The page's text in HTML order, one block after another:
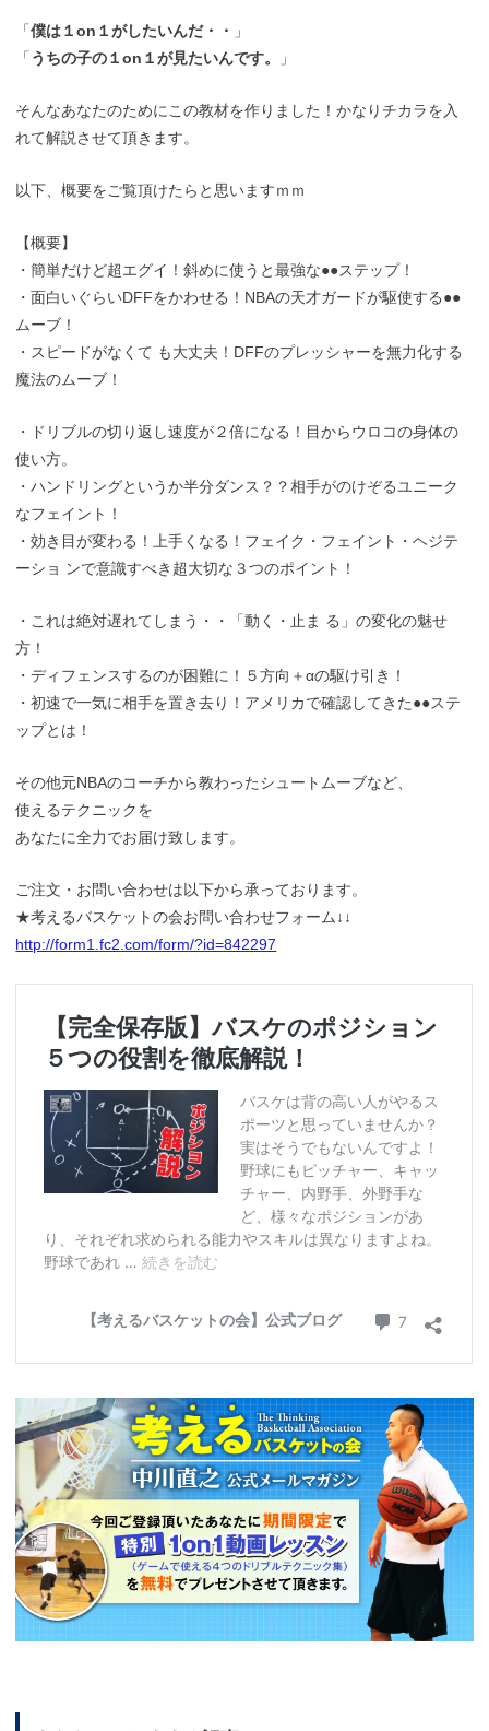
「僕は１on１がしたいんだ・・
」
「 うちの子の１on１が見たいんです。 」
そんなあなたのためにこの教材を作りました！かなりチカラを入
れて解説させて頂きます。
以下、概要をご覧頂けたらと思いますｍｍ
【概要】
・簡単だけど超エグイ！斜めに使うと最強な●●ステップ！
・面白いぐらいDFFをかわせる！NBAの天才ガードが駆使する●●
ムーブ！
・スピードがなくて も大丈夫！DFFのプレッシャーを無力化する
魔法のムーブ！
・ドリブルの切り返し速度が２倍になる！目からウロコの身体の
使い方。
・ハンドリングというか半分ダンス？？相手がのけぞるユニーク
なフェイント！
・効き目が変わる！上手くなる！フェイク・フェイント・ヘジテ
ーショ ンで意識すべき超大切な３つのポイント！
・これは絶対遅れてしまう・・「動く・止ま る」の変化の魅せ
方！
・ディフェンスするのが困難に！５方向＋αの駆け引き！
・初速で一気に相手を置き去り！アメリカで確認してきた●●ステ
ップとは！
その他元NBAのコーチから教わったシュートムーブなど、
使えるテクニックを
あなたに全力でお届け致します。
ご注文・お問い合わせは以下から承っております。
★考えるバスケットの会お問い合わせフォーム↓↓
http://form1.fc2.com/form/?id=842297